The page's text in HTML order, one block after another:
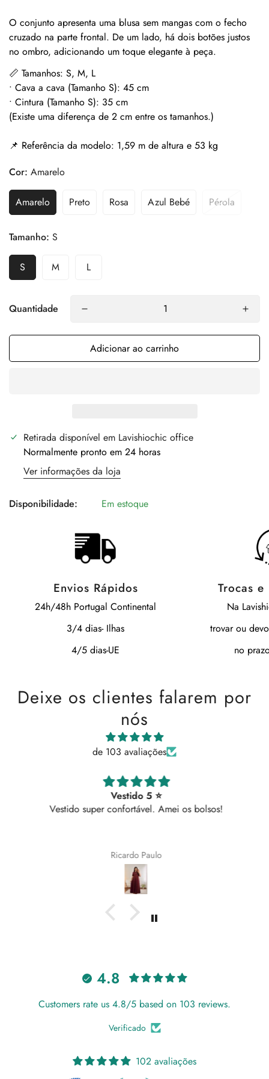
O conjunto apresenta uma blusa sem mangas com o fecho
cruzado na parte frontal. De um lado, há dois botões justos
no ombro, adicionando um toque elegante à peça.
📏 Tamanhos: S, M, L
• Cava a cava (Tamanho S): 45 cm
• Cintura (Tamanho S): 35 cm
(Existe uma diferença de 2 cm entre os tamanhos.)
📌 Referência da modelo: 1,59 m de altura e 53 kg
Cor: Amarelo
Amarelo Preto Rosa Azul Bebé Pérola
Tamanho: S
S M L
Quantidade
Adicionar ao carrinho
Retirada disponível em Lavishiochic office
Normalmente pronto em 24 horas
Ver informações da loja
Disponibilidade: Em estoque
Envios Rápidos
24h/48h Portugal Continental
3/4 dias- Ilhas
4/5 dias-UE
Trocas
Na
trovar ou
no
Deixe os clientes falarem por
nós
de 103 avaliações
Vestido 5 ⭐
Vestido super confortável. Amei os bolsos!
Ricardo Paulo
4.8
Customers rate us 4.8/5 based on 103 reviews.
Verificado
102 avaliações